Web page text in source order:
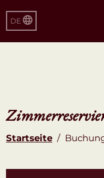
DE
Startseite /